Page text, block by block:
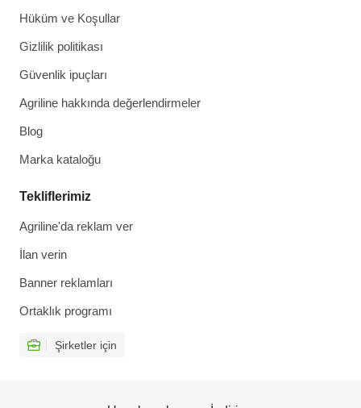
Hüküm ve Koşullar
Gizlilik politikası
Güvenlik ipuçları
Agriline hakkında değerlendirmeler
Blog
Marka kataloğu
Tekliflerimiz
Agriline'da reklam ver
İlan verin
Banner reklamları
Ortaklık programı
Şirketler için